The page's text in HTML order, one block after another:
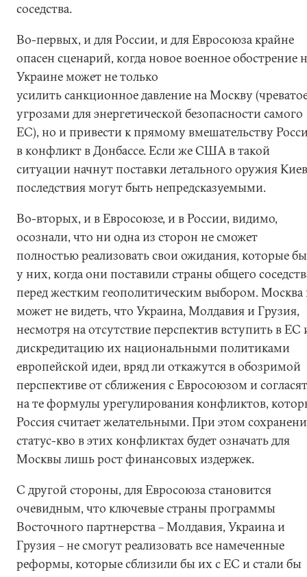
соседства.
Во-первых, и для России, и для Евросоюза крайне
опасен сценарий, когда новое военное обострение
Украине может не только
усилить санкционное давление на Москву
угрозами для энергетической безопасности самого
ЕС), но и привести к прямому вмешательству
в конфликт в Донбассе. Если же США в такой
ситуации начнут поставки летального оружия
последствия могут быть непредсказуемыми.
Во-вторых, и в Евросоюзе, и в России, видимо,
осознали, что ни одна из сторон не сможет
полностью реализовать свои ожидания, которые
у них, когда они поставили страны общего
перед жестким геополитическим выбором. Москва
может не видеть, что Украина, Молдавия и Грузия,
несмотря на отсутствие перспектив вступить в ЕС
дискредитацию их национальными политиками
европейской идеи, вряд ли откажутся в обозримой
перспективе от сближения с Евросоюзом и
на те формулы урегулирования конфликтов,
Россия считает желательными. При этом
статус-кво в этих конфликтах будет означать для
Москвы лишь рост финансовых издержек.
С другой стороны, для Евросоюза становится
очевидным, что ключевые страны программы
Восточного партнерства – Молдавия, Украина и
Грузия – не смогут реализовать все намеченные
реформы, которые сблизили бы их с ЕС и стали бы